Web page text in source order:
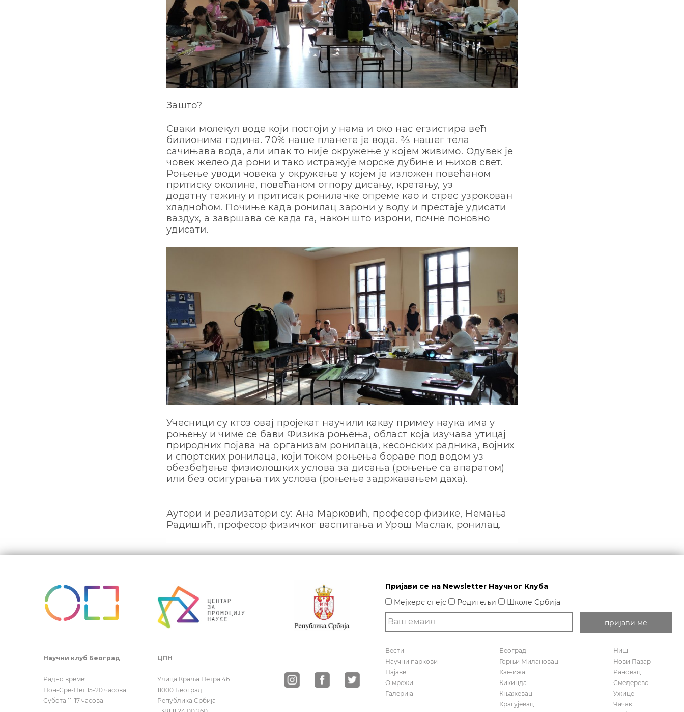
Зашто?
Сваки молекул воде који постоји у нама и око нас егзистира већ
билионима година. 70% наше планете је вода. ⅔ нашег тела
сачињава вода, али ипак то није окружење у којем живимо. Одувек је
човек желео да рони и тако истражује морске дубине и њихов свет.
Роњење уводи човека у окружење у којем је изложен повећаном
притиску околине, повећаном отпору дисању, кретању, уз
додатну тежину и притисак ронилачке опреме као и стрес узрокован
хладноћом. Почиње када ронилац зарони у воду и престаје удисати
ваздух, а завршава се када га, након што изрони, почне поновно
удисати.
Учесници су ктоз овај пројекат научили какву примеу наука има у
роњењу и чиме се бави Физика роњења, област која изучава утицај
природних појава на организам ронилаца, кесонских радника, војних
и спортских ронилаца, који током роњења бораве под водом уз
обезбеђење физиолошких услова за дисања (роњење са апаратом)
или без осигурања тих услова (роњење задржавањем даха).
Аутори и реализатори су: Ана Марковић, професор физике, Немања
Радишић, професор физичког васпитања и Урош Маслак, ронилац.
Кретање
Научни клуб Београд
Радно време:
Пон-Сре-Пет 15-20 часова
Субота 11-17 часова
ЦПН
Улица Краља Петра 46
11000 Београд
Република Србија
Пријави се на Newsletter Научног Клуба
Мејкерс спејс
Родитељи Школе Србија
Вести
Научни паркови
Најаве
О мрежи
Галерија
Београд
Горњи Милановац
Кањижа
Кикинда
Књажевац
Крагујевац
Ниш
Нови Пазар
Рановац
Смедерево
Ужице
Чачак